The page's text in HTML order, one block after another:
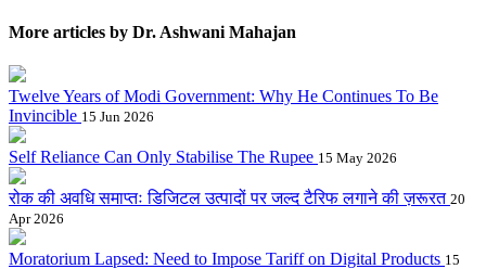
More articles by Dr. Ashwani Mahajan
Twelve Years of Modi Government: Why He Continues To Be
Invincible 15 Jun 2026
Self Reliance Can Only Stabilise The Rupee 15 May 2026
रोक की अवधि समाप्तः डिजिटल उत्पादों पर जल्द टैरिफ लगाने की ज़रूरत 20
Apr 2026
Moratorium Lapsed: Need to Impose Tariff on Digital Products 15